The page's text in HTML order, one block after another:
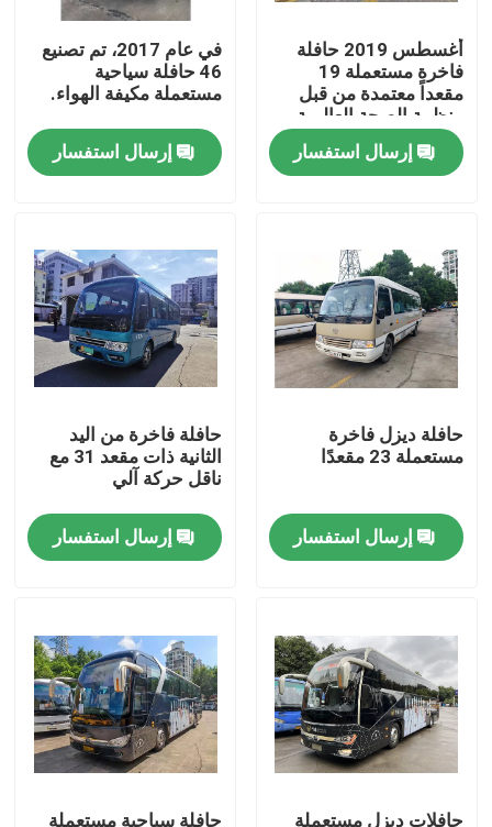
المنتجات
فيديوهات
معلومات عنا
جولة في المعمل
أخبار
حالات
اطلب اقتباس
أغسطس 2019 حافلة
فاخرة مستعملة 19
مقعداً معتمدة من قبل
منظمة الصحة العالمية
إرسال استفسار
في عام 2017، تم تصنيع
46 حافلة سياحية
مستعملة مكيفة الهواء.
إرسال استفسار
حافلة ديزل فاخرة
مستعملة 23 مقعدًا
إرسال استفسار
حافلة فاخرة من اليد
الثانية ذات مقعد 31 مع
ناقل حركة آلي
إرسال استفسار
حافلات ديزل مستعملة حافلة سياحية مستعملة